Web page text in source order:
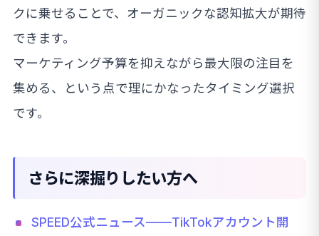
クに乗せることで、オーガニックな認知拡大が期待
できます。
マーケティング予算を抑えながら最大限の注目を
集める、という点で理にかなったタイミング選択
です。
さらに深掘りしたい方へ
SPEED公式ニュース——TikTokアカウント開